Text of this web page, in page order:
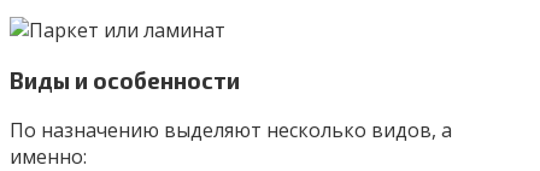
Виды и особенности
По назначению выделяют несколько видов, а
именно: